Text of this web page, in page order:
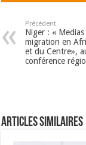
Précédent
Niger : «
migration en
et du Centre»,
conférence
Articles Similaires